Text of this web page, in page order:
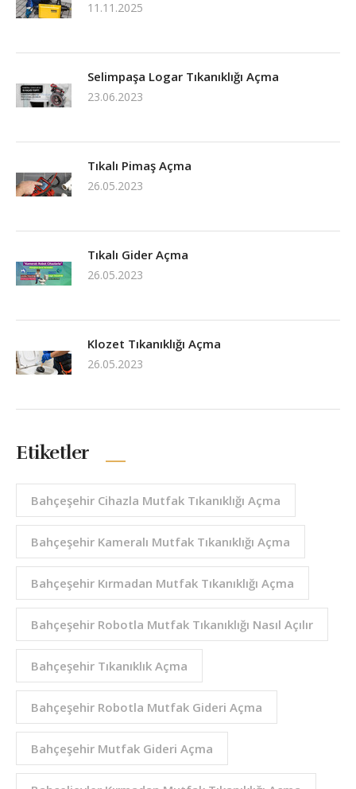
11.11.2025
Selimpaşa Logar Tıkanıklığı Açma
23.06.2023
Tıkalı Pimaş Açma
26.05.2023
Tıkalı Gider Açma
26.05.2023
Klozet Tıkanıklığı Açma
26.05.2023
Etiketler
Bahçeşehir Cihazla Mutfak Tıkanıklığı Açma
Bahçeşehir Kameralı Mutfak Tıkanıklığı Açma
Bahçeşehir Kırmadan Mutfak Tıkanıklığı Açma
Bahçeşehir Robotla Mutfak Tıkanıklığı Nasıl Açılır
Bahçeşehir Tıkanıklık Açma
Bahçeşehir Robotla Mutfak Gideri Açma
Bahçeşehir Mutfak Gideri Açma